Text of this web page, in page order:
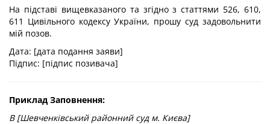
На підставі вищевказаного та згідно з статтями 526, 610,
611 Цивільного кодексу України, прошу суд задовольнити
мій позов.
Дата: [дата подання заяви]
Підпис: [підпис позивача]
Приклад Заповнення:
В [Шевченківський районний суд м. Києва]